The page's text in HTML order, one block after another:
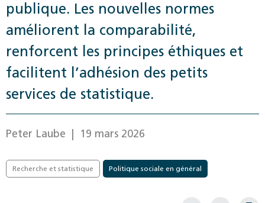
publique. Les nouvelles normes
améliorent la comparabilité,
renforcent les principes éthiques et
facilitent l’adhésion des petits
services de statistique.
Peter Laube | 19 mars 2026
Recherche et statistique Politique sociale en général